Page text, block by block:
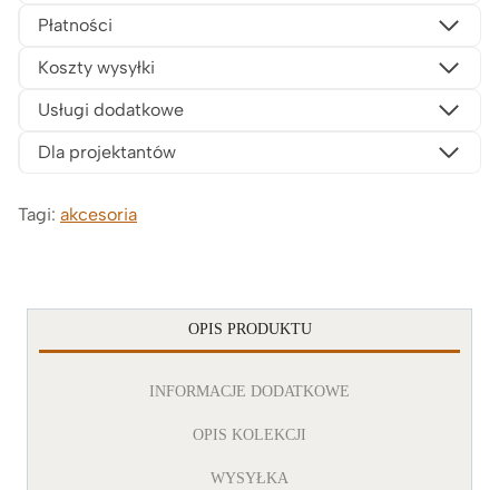
Płatności
Koszty wysyłki
Usługi dodatkowe
Dla projektantów
Tagi: akcesoria
OPIS PRODUKTU
INFORMACJE DODATKOWE
OPIS KOLEKCJI
WYSYŁKA